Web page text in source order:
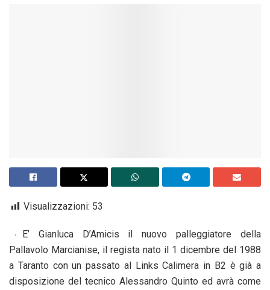
Visualizzazioni: 53
E’ Gianluca D’Amicis il nuovo palleggiatore della
Pallavolo Marcianise, il regista nato il 1 dicembre del 1988
a Taranto con un passato al Links Calimera in B2 è già a
disposizione del tecnico Alessandro Quinto ed avrà come